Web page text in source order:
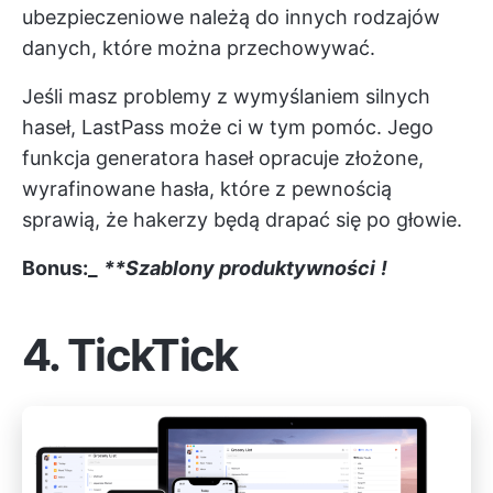
ubezpieczeniowe należą do innych rodzajów
danych, które można przechowywać.
Jeśli masz problemy z wymyślaniem silnych
haseł, LastPass może ci w tym pomóc. Jego
funkcja generatora haseł opracuje złożone,
wyrafinowane hasła, które z pewnością
sprawią, że hakerzy będą drapać się po głowie.
Bonus:_ **Szablony produktywności !
4.TickTick